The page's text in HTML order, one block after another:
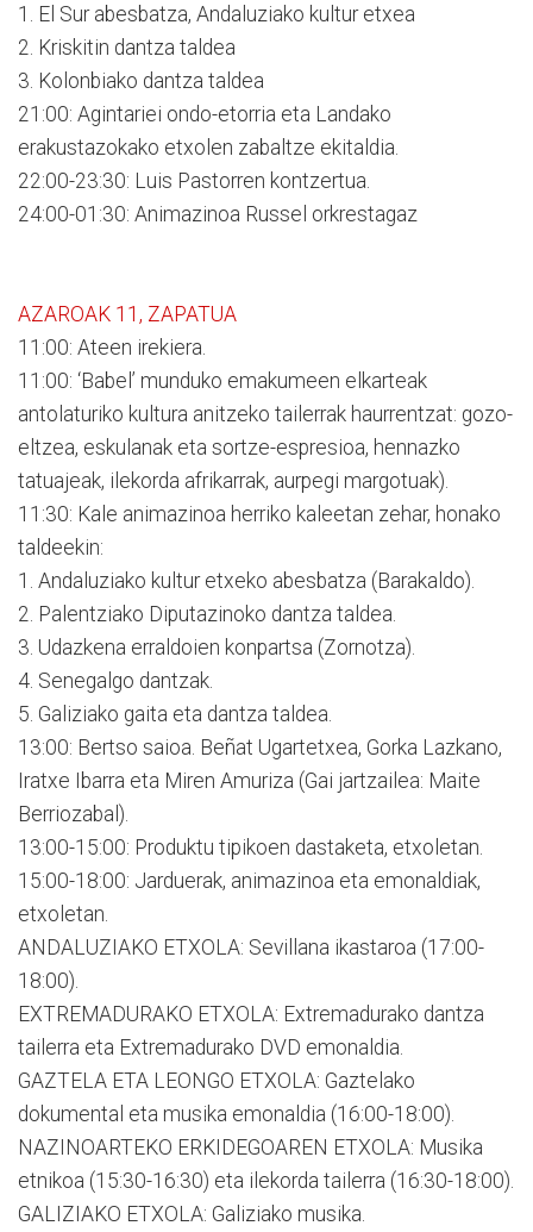
1. El Sur abesbatza, Andaluziako kultur etxea
2. Kriskitin dantza taldea
3. Kolonbiako dantza taldea
21:00: Agintariei ondo-etorria eta Landako
erakustazokako etxolen zabaltze ekitaldia.
22:00-23:30: Luis Pastorren kontzertua.
24:00-01:30: Animazinoa Russel orkrestagaz
AZAROAK 11, ZAPATUA
11:00: Ateen irekiera.
11:00: ‘Babel’ munduko emakumeen elkarteak
antolaturiko kultura anitzeko tailerrak haurrentzat: gozo-
eltzea, eskulanak eta sortze-espresioa, hennazko
tatuajeak, ilekorda afrikarrak, aurpegi margotuak).
11:30: Kale animazinoa herriko kaleetan zehar, honako
taldeekin:
1. Andaluziako kultur etxeko abesbatza (Barakaldo).
2. Palentziako Diputazinoko dantza taldea.
3. Udazkena erraldoien konpartsa (Zornotza).
4. Senegalgo dantzak.
5. Galiziako gaita eta dantza taldea.
13:00: Bertso saioa. Beñat Ugartetxea, Gorka Lazkano,
Iratxe Ibarra eta Miren Amuriza (Gai jartzailea: Maite
Berriozabal).
13:00-15:00: Produktu tipikoen dastaketa, etxoletan.
15:00-18:00: Jarduerak, animazinoa eta emonaldiak,
etxoletan.
ANDALUZIAKO ETXOLA: Sevillana ikastaroa (17:00-
18:00).
EXTREMADURAKO ETXOLA: Extremadurako dantza
tailerra eta Extremadurako DVD emonaldia.
GAZTELA ETA LEONGO ETXOLA: Gaztelako
dokumental eta musika emonaldia (16:00-18:00).
NAZINOARTEKO ERKIDEGOAREN ETXOLA: Musika
etnikoa (15:30-16:30) eta ilekorda tailerra (16:30-18:00).
GALIZIAKO ETXOLA: Galiziako musika.